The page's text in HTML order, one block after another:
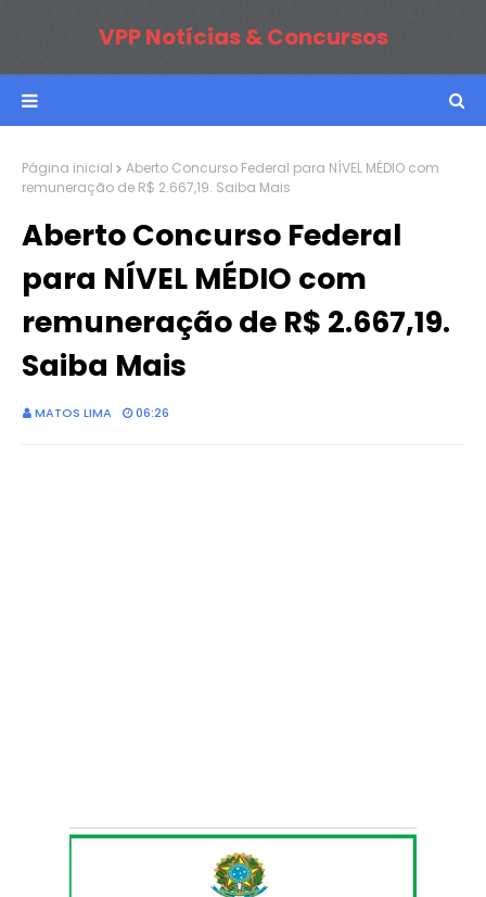
VPP Notícias & Concursos
Página inicial
Aberto Concurso Federal para NÍVEL MÉDIO com
remuneração de R$ 2.667,19. Saiba Mais
Aberto Concurso Federal
para NÍVEL MÉDIO com
remuneração de R$ 2.667,19.
Saiba Mais
MATOS LIMA 06:26